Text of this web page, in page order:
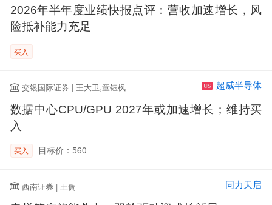
2026年半年度业绩快报点评：营收加速增长，风
险抵补能力充足
买入
交银国际证券 | 王大卫,童钰枫 US 超威半导体
数据中心CPU/GPU 2027年或加速增长；维持买
入
买入 目标价：560
西南证券 | 王倜 同力天启